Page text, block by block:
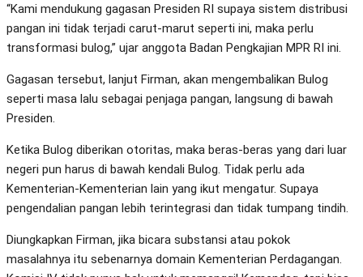
“Kami mendukung gagasan Presiden RI supaya sistem distribusi
pangan ini tidak terjadi carut-marut seperti ini, maka perlu
transformasi bulog,” ujar anggota Badan Pengkajian MPR RI ini.
Gagasan tersebut, lanjut Firman, akan mengembalikan Bulog
seperti masa lalu sebagai penjaga pangan, langsung di bawah
Presiden.
Ketika Bulog diberikan otoritas, maka beras-beras yang dari luar
negeri pun harus di bawah kendali Bulog. Tidak perlu ada
Kementerian-Kementerian lain yang ikut mengatur. Supaya
pengendalian pangan lebih terintegrasi dan tidak tumpang tindih.
Diungkapkan Firman, jika bicara substansi atau pokok
masalahnya itu sebenarnya domain Kementerian Perdagangan.